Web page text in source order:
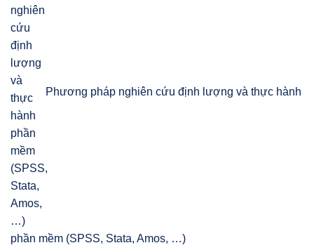
Phương pháp nghiên cứu định lượng và thực hành
phần mềm (SPSS, Stata, Amos, …)